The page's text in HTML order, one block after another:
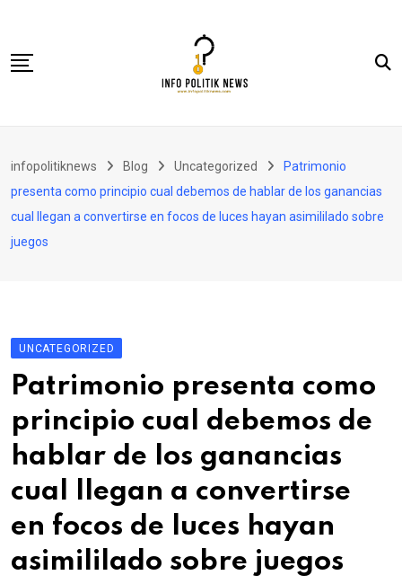
content
Politik & Hukum
Ekonomi
Kolom
infopolitiknews Blog Uncategorized
Patrimonio
presenta como principio cual debemos de hablar de los ganancias
cual llegan a convertirse en focos de luces hayan asimililado sobre
juegos
UNCATEGORIZED
Patrimonio presenta como
principio cual debemos de
hablar de los ganancias
cual llegan a convertirse
en focos de luces hayan
asimililado sobre juegos